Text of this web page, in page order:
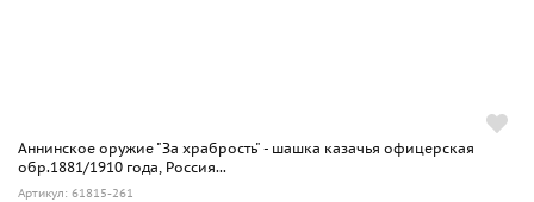
Аннинское оружие "За храбрость" - шашка казачья офицерская
обр.1881/1910 года, Россия...
Артикул: 61815-261